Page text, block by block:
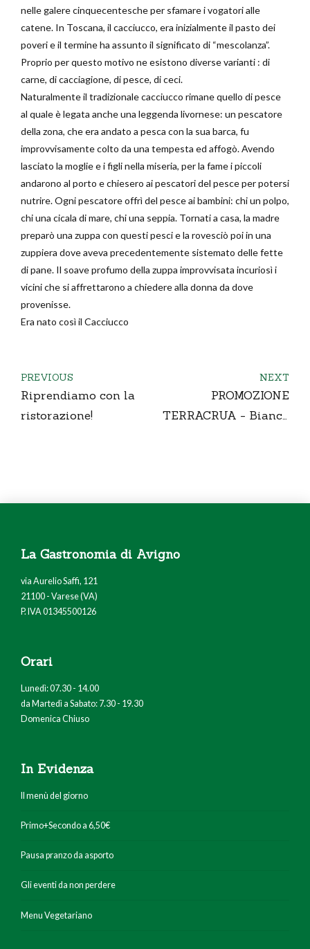
nelle galere cinquecentesche per sfamare i vogatori alle
catene. In Toscana, il cacciucco, era inizialmente il pasto dei
poveri e il termine ha assunto il significato di “mescolanza”.
Proprio per questo motivo ne esistono diverse varianti : di
carne, di cacciagione, di pesce, di ceci.
Naturalmente il tradizionale cacciucco rimane quello di pesce
al quale è legata anche una leggenda livornese: un pescatore
della zona, che era andato a pesca con la sua barca, fu
improvvisamente colto da una tempesta ed affogò. Avendo
lasciato la moglie e i figli nella miseria, per la fame i piccoli
andarono al porto e chiesero ai pescatori del pesce per potersi
nutrire. Ogni pescatore offrì del pesce ai bambini: chi un polpo,
chi una cicala di mare, chi una seppia. Tornati a casa, la madre
preparò una zuppa con questi pesci e la rovesciò poi in una
zuppiera dove aveva precedentemente sistemato delle fette
di pane. Il soave profumo della zuppa improvvisata incuriosì i
vicini che si affrettarono a chiedere alla donna da dove
provenisse.
Era nato così il Cacciucco
PREVIOUS
Riprendiamo con la
ristorazione!
NEXT
PROMOZIONE
TERRACRUA - Bianco
La Gastronomia di Avigno
via Aurelio Saffi, 121
21100 - Varese (VA)
P. IVA 01345500126
Orari
Lunedì: 07.30 - 14.00
da Martedì a Sabato: 7.30 - 19.30
Domenica Chiuso
In Evidenza
Il menù del giorno
Primo+Secondo a 6,50€
Pausa pranzo da asporto
Gli eventi da non perdere
Menu Vegetariano